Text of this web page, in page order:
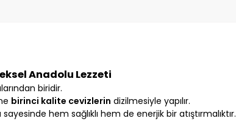
Anadolu Lezzeti
biridir.
birinci kalite cevizlerin dizilmesiyle yapılır.
hem sağlıklı hem de enerjik bir atıştırmalıktır.